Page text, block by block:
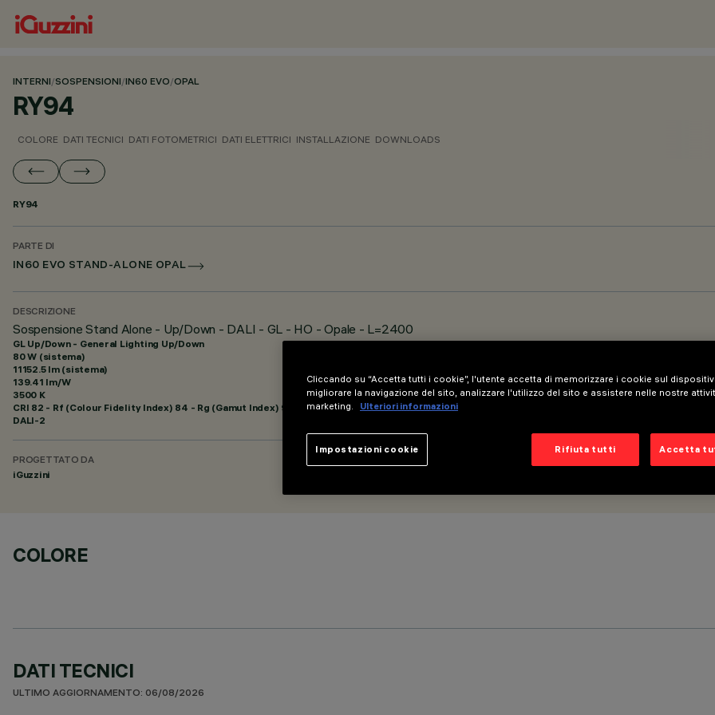
INTERNI/SOSPENSIONI/IN60 EVO/OPAL
RY94
COLORE DATI TECNICI DATI FOTOMETRICI DATI ELETTRICI INSTALLAZIONE DOWNLOADS
RY94
PARTE DI
IN60 EVO STAND-ALONE OPAL
DESCRIZIONE
Sospensione Stand Alone - Up/Down - DALI - GL - HO - Opale - L=2400
GL Up/Down - General Lighting Up/Down
80 W (sistema)
11152.5 lm (sistema)
139.41 lm/W
3500 K
CRI 82 - Rf (Colour Fidelity Index) 84 - Rg (Gamut Index) 94
DALI-2
PROGETTATO DA
iGuzzini
COLORE
DATI TECNICI
ULTIMO AGGIORNAMENTO: 06/08/2026
Cliccando su “Accetta tutti i cookie”, l'utente accetta di memorizzare i cookie sul
migliorare la navigazione del sito, analizzare l'utilizzo del sito e assistere nelle nostre
marketing.
Ulteriori informazioni
Rifiuta tutti Accetta
Impostazioni cookie